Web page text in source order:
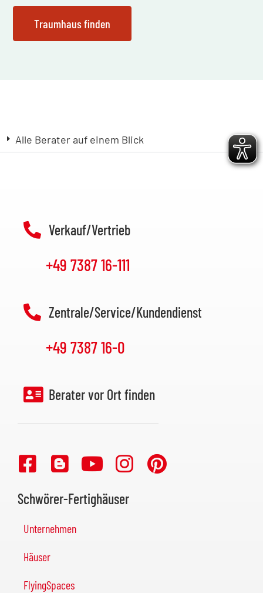
Alle Berater auf einem Blick
Verkauf/Vertrieb
+49 7387 16-111
Zentrale/Service/Kundendienst
+49 7387 16-0
Berater vor Ort finden
Schwörer-Fertighäuser
Unternehmen
Häuser
FlyingSpaces